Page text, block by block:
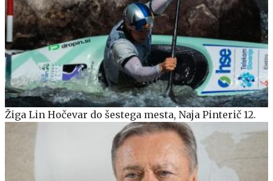
Žiga Lin Hočevar do šestega mesta, Naja Pinterič 12.